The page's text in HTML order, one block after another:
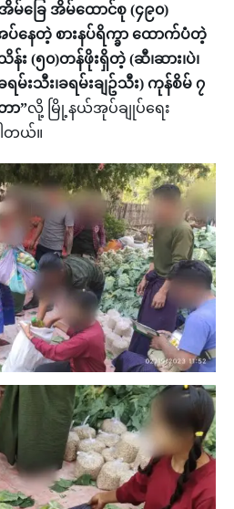
မ်ခြေ အိမ်ထောင်စု (၄၉၀)
ေတဲ့ စားနပ်ရိက္ခာ ထောက်ပံတဲ့
(၅၀)တန်ဖိုးရှိတဲ့ (ဆီ၊ဆား၊ပဲ၊
မ်းသီး၊ခရမ်းချဥ်သီး) ကုန်စိမ် ၇
ာ”လို့ မြို့နယ်အုပ်ချုပ်ရေး
တယ်။